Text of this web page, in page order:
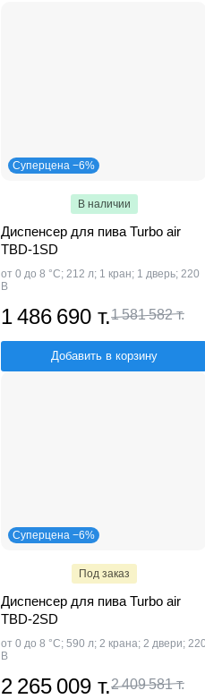
Суперцена −6%
В наличии
Диспенсер для пива Turbo air
TBD-1SD
от 0 до 8 °C; 212 л; 1 кран; 1 дверь; 220
В
1 486 690 т.1 581 582 т.
Добавить в корзину
Суперцена −6%
Под заказ
Диспенсер для пива Turbo air
TBD-2SD
от 0 до 8 °C; 590 л; 2 крана; 2 двери;
В
2 265 009 т.2 409 581 т.